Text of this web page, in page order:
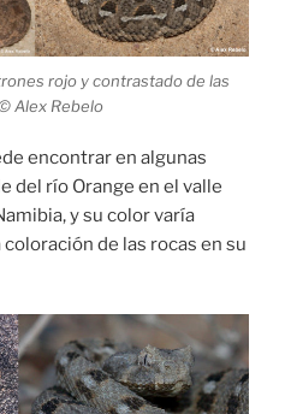
rojo y contrastado de las
Alex Rebelo
encontrar en algunas
del río Orange en el valle
y su color varía
de las rocas en su